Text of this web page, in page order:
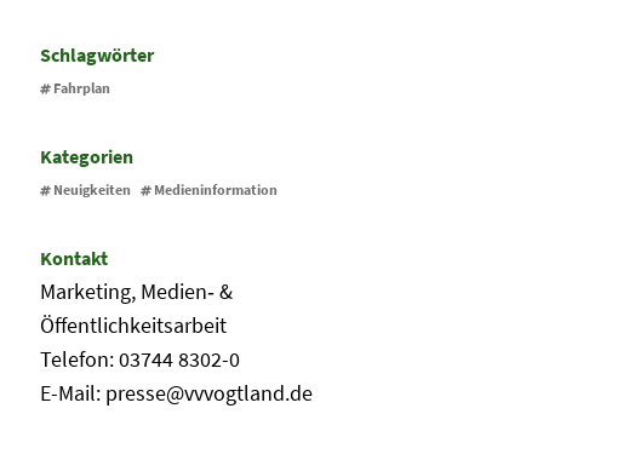
Schlagwörter
Fahrplan
Kategorien
Neuigkeiten Medieninformation
Kontakt
Marketing, Medien‐ &
Öffentlichkeitsarbeit
Telefon: 03744 8302-0
E-Mail: presse@vvvogtland.de